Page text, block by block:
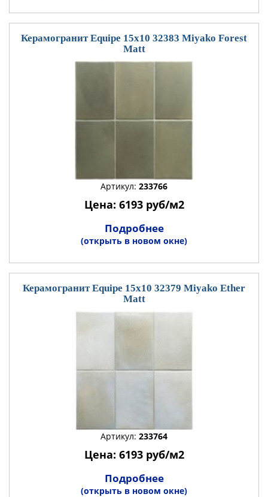
Керамогранит Equipe 15x10 32383 Miyako Forest
Matt
Артикул: 233766
Цена: 6193 руб/м2
Подробнее
(открыть в новом окне)
Керамогранит Equipe 15x10 32379 Miyako Ether
Matt
Артикул: 233764
Цена: 6193 руб/м2
Подробнее
(открыть в новом окне)